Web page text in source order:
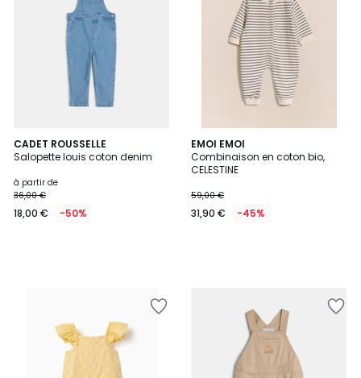
CADET ROUSSELLE
Salopette louis coton denim
à partir de
36,00 €
18,00 € -50%
EMOI EMOI
Combinaison en coton bio,
CELESTINE
59,00 €
31,90 € -45%